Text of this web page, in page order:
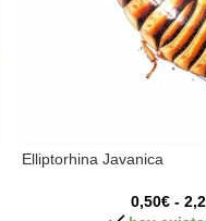
Elliptorhina Javanica
0,50€ -